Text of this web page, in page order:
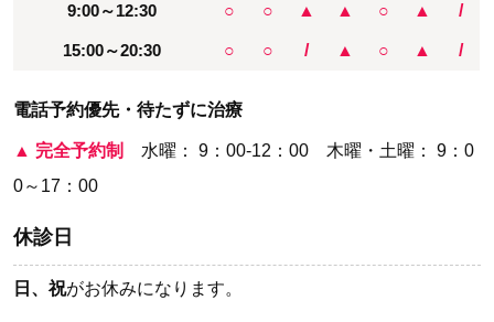
9:00～12:30 ○ ○ ▲ ▲ ○ ▲ /
15:00～20:30 ○ ○ / ▲ ○ ▲ /
電話予約優先・待たずに治療
▲ 完全予約制 水曜： 9：00-12：00 木曜・土曜： 9：0
0～17：00
休診日
日、祝がお休みになります。